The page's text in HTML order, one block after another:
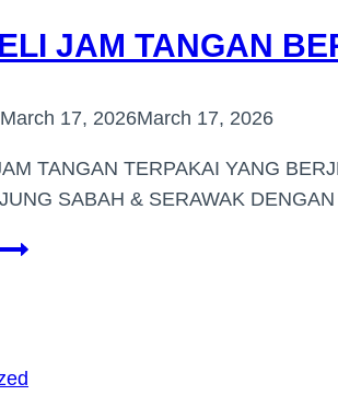
JAM TANGAN
March 17, 2026March 17, 2026
TANGAN TERPAKAI YANG
SABAH & SERAWAK